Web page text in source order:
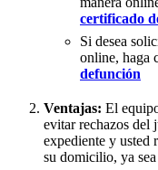
certificado
Si desea
online, haga
defunción
Ventajas: El
evitar rechazos del
expediente y usted
su domicilio, ya